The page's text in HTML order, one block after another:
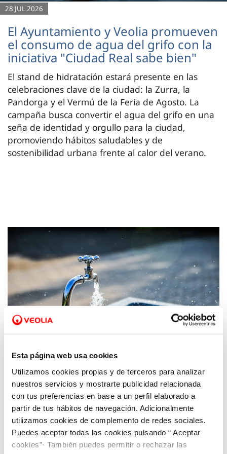
Esta página web usa cookies
Utilizamos cookies propias y de terceros para analizar
nuestros servicios y mostrarte publicidad relacionada
con tus preferencias en base a un perfil elaborado a
partir de tus hábitos de navegación. Adicionalmente
utilizamos cookies de complemento de redes sociales.
Puedes aceptar todas las cookies pulsando “ Aceptar
cookies”· También puedes permitir o rechazar las
28 JUL 2026
El Ayuntamiento y Veolia promueven
el consumo de agua del grifo con la
iniciativa "Ciudad Real sabe bien"
El stand de hidratación estará presente en las
celebraciones clave de la ciudad: la Zurra, la
Pandorga y el Vermú de la Feria de Agosto. La
campaña busca convertir el agua del grifo en una
seña de identidad y orgullo para la ciudad,
promoviendo hábitos saludables y de
sostenibilidad urbana frente al calor del verano.
12 ABR 2021
Aquona Zamora alerta de una posible estafa
en nombre del servicio de agua